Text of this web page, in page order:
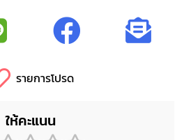
รายการโปรด
ให้คะแนน